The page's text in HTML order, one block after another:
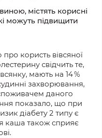
містять корисні
можуть підвищити
користь вівсяної
свідчить те,
мають на 14 %
захворювання,
даного
показало, що при
діабету 2 типу є
каша також сприяє